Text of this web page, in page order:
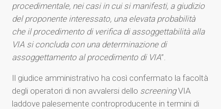
procedimentale, nei casi in cui si manifesti, a giudizio
del proponente interessato, una elevata probabilità
che il procedimento di verifica di assoggettabilità alla
VIA si concluda con una determinazione di
assoggettamento al procedimento di VIA”.
Il giudice amministrativo ha così confermato la facoltà
degli operatori di non avvalersi dello screeningVIA
laddove palesemente controproducente in termini di